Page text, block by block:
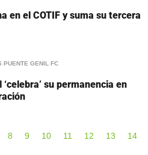
en el COTIF y suma su tercera
PUENTE GENIL FC
‘celebra’ su permanencia en
8 9 10 11 12 13 14